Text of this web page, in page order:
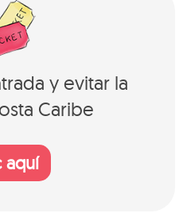
y evitar la
Caribe
aquí